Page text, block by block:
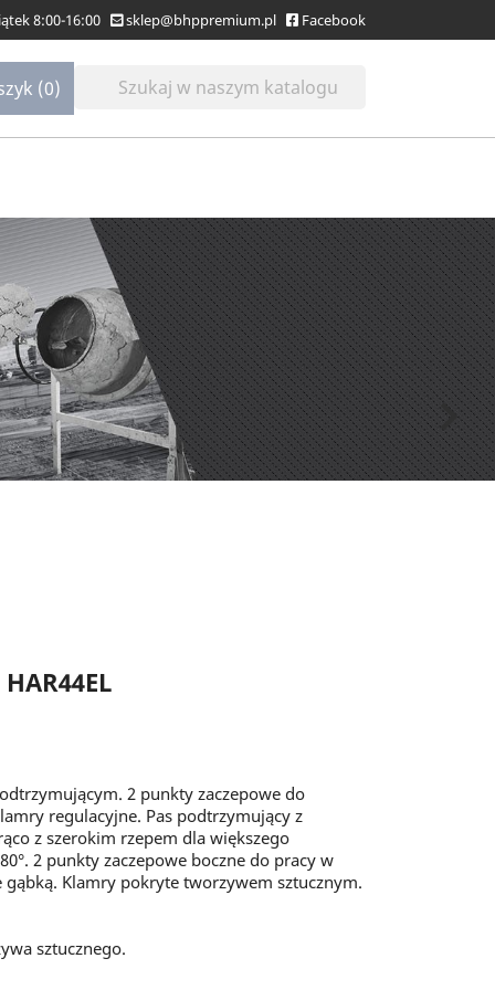
8:00-16:00 sklep@bhppremium.pl Facebook
(0)

Następny
2 punkty zaczepowe do
regulacyjne. Pas podtrzymujący z
z szerokim rzepem dla większego
2 punkty zaczepowe boczne do pracy w
gąbką. Klamry pokryte tworzywem sztucznym.
sztucznego.